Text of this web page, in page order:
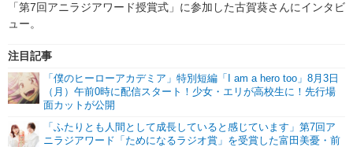
新帝スタ
編集部ブログ・お知らせ
「第7回アニラジアワード授賞式」に参加した古賀葵さんにインタビ
ュー。
注目記事
「僕のヒーローアカデミア」特別短編「I am a hero too」8月3日
（月）午前0時に配信スタート！少女・エリが高校生に！先行場
面カットが公開
「ふたりとも人間として成長していると感じています」第7回ア
ニラジアワード「ためになるラジオ賞」を受賞した富田美憂・前